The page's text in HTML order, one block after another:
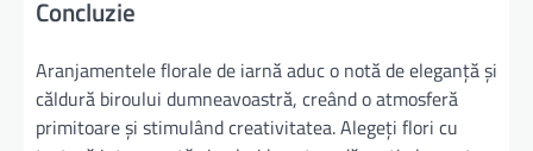
Concluzie
Aranjamentele florale de iarnă aduc o notă de eleganță și
căldură biroului dumneavoastră, creând o atmosferă
primitoare și stimulând creativitatea. Alegeți flori cu